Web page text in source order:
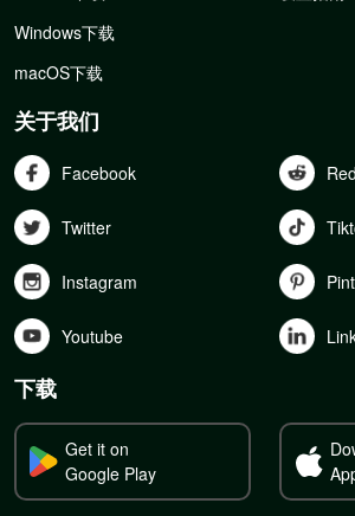
Windows下载
macOS下载
关于我们
Facebook
Twitter
Instagram
Youtube
下载
Get it on
Google Play